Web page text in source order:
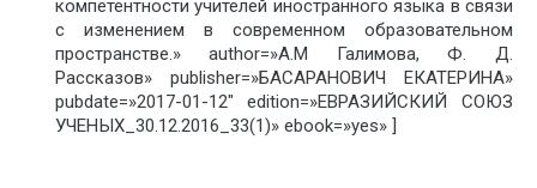
компетентности учителей иностранного языка в связи
с изменением в современном образовательном
пространстве.» author=»A.M Галимова, Ф. Д.
Рассказов» publisher=»БАСАРАНОВИЧ ЕКАТЕРИНА»
pubdate=»2017-01-12″ edition=»ЕВРАЗИЙСКИЙ СОЮЗ
УЧЕНЫХ_30.12.2016_33(1)» ebook=»yes» ]